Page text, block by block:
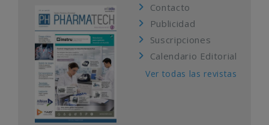
Contacto
Publicidad
Suscripciones
Calendario Editorial
Ver todas las revistas